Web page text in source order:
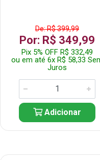
De: R$ 399,99
Por: R$ 349,99
Pix 5% OFF R$ 332,49
ou em até 6x R$ 58,33
Juros
Adicionar